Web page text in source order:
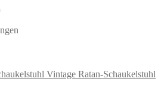
Vintage Ratan-Schaukelstuhl